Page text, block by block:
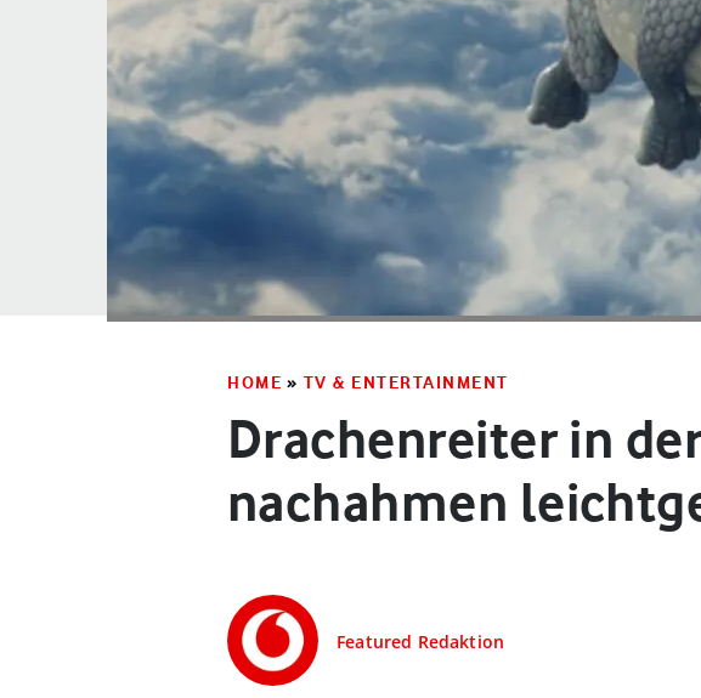
HOME » TV & ENTERTAINMENT
Drachenreiter in
nachahmen
Featured Redaktion